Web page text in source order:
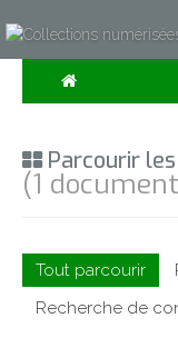
Collections
Expositions
À propos
Parcourir
(1
Tout parcourir
Recherche de